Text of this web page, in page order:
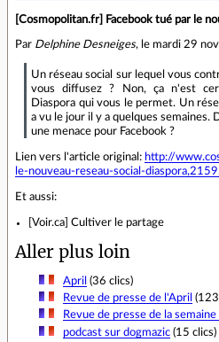
[Cosmopolitan.fr] Facebook tué par le
Par Delphine Desneiges, le mardi 29
Un réseau social sur lequel vous
vous diffusez ? Non, ça n'est
Diaspora qui vous le permet. Un
a vu le jour il y a quelques
une menace pour Facebook ?
Lien vers l'article original: http://
le-nouveau-reseau-social-
Et aussi:
[Voir.ca] Cultiver le partage
Aller plus loin
April (36 clics)
Revue de presse de l'April (123
Revue de presse de la
podcast sur dogmazic(15 clics)